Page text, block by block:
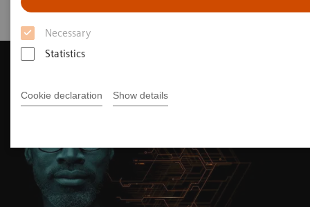
Necessary
Statistics
Cookie declaration Show details